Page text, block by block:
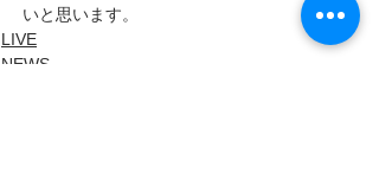
いと思います。
LIVE
NEWS